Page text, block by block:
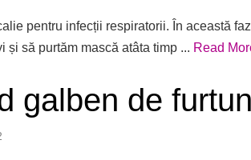
pentru infecții respiratorii. În această
și să purtăm mască atâta timp ... Read
galben de